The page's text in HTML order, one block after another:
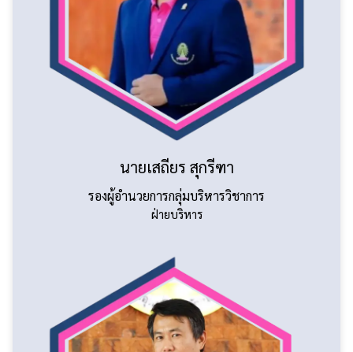
รองผู้อำนวยการกลุ่มบริหารวิชาการ
ฝ่ายบริหาร